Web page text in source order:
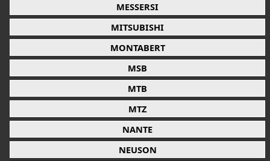
MESSERSI
MITSUBISHI
MONTABERT
MSB
MTB
MTZ
NANTE
NEUSON